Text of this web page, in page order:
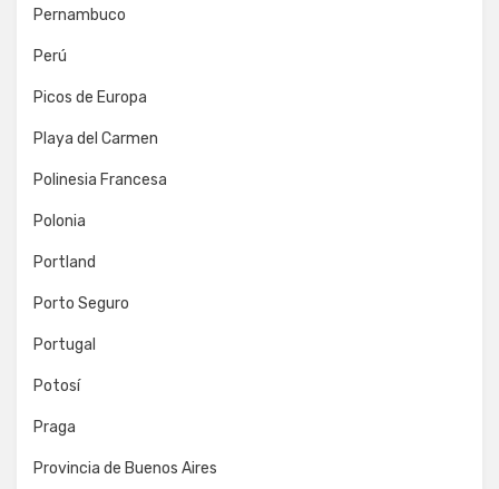
Pernambuco
Perú
Picos de Europa
Playa del Carmen
Polinesia Francesa
Polonia
Portland
Porto Seguro
Portugal
Potosí
Praga
Provincia de Buenos Aires